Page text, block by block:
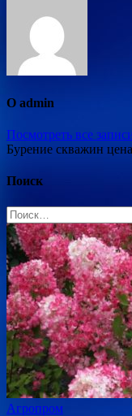
О admin
Посмотреть все
Бурение скважин
Поиск
Найти:
Агропром